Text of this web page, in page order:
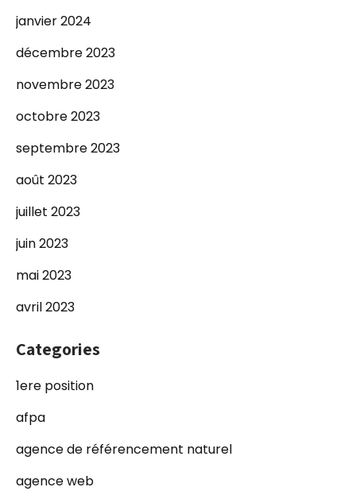
janvier 2024
décembre 2023
novembre 2023
octobre 2023
septembre 2023
août 2023
juillet 2023
juin 2023
mai 2023
avril 2023
Categories
1ere position
afpa
agence de référencement naturel
agence web